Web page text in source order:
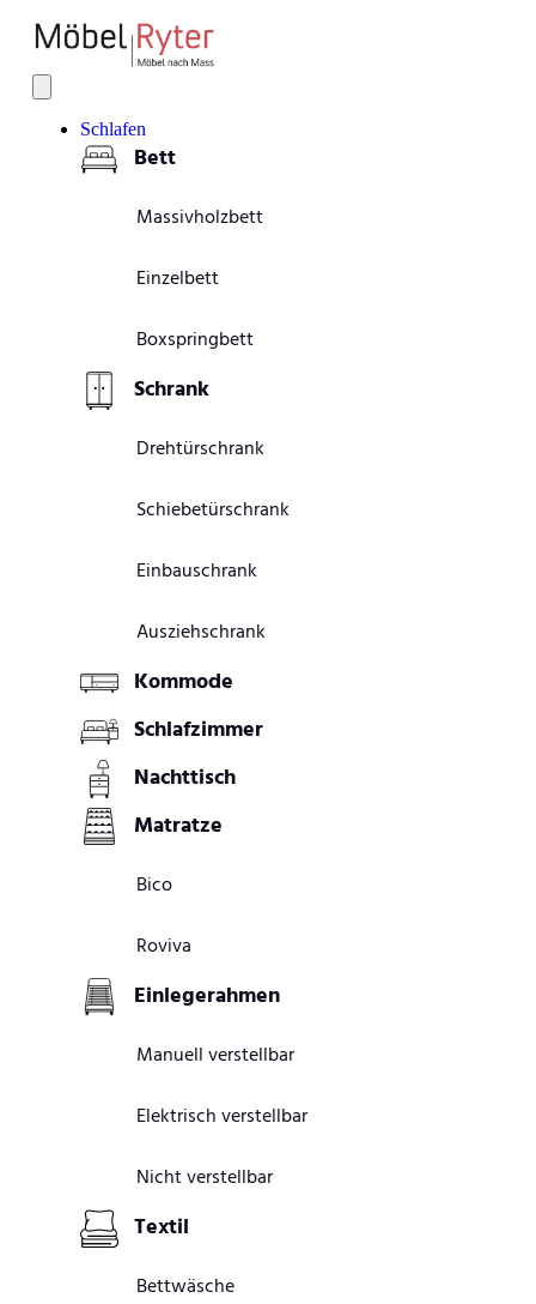
Schlafen
Bett
Massivholzbett
Einzelbett
Boxspringbett
Schrank
Drehtürschrank
Schiebetürschrank
Einbauschrank
Ausziehschrank
Kommode
Schlafzimmer
Nachttisch
Matratze
Bico
Roviva
Einlegerahmen
Manuell verstellbar
Elektrisch verstellbar
Nicht verstellbar
Textil
Bettwäsche